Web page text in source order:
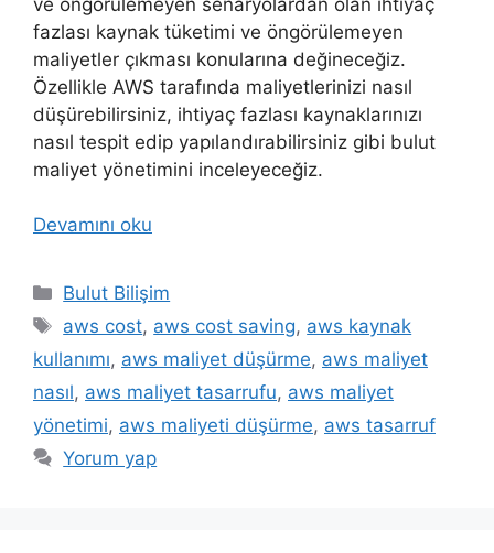
fazlası kaynak tüketimi ve öngörülemeyen
maliyetler çıkması konularına değineceğiz.
Özellikle AWS tarafında maliyetlerinizi nasıl
düşürebilirsiniz, ihtiyaç fazlası kaynaklarınızı
nasıl tespit edip yapılandırabilirsiniz gibi bulut
maliyet yönetimini inceleyeceğiz.
Devamını oku
Kategoriler
Bulut Bilişim
Etiketler
aws cost, aws cost saving, aws kaynak
kullanımı, aws maliyet düşürme, aws maliyet
nasıl, aws maliyet tasarrufu, aws maliyet
yönetimi, aws maliyeti düşürme, aws tasarruf
Yorum yap